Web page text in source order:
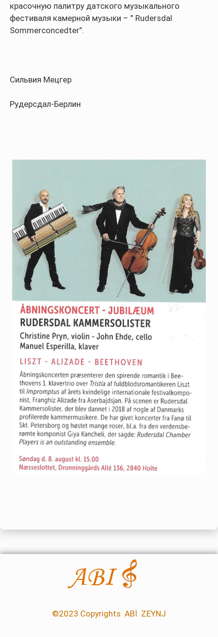
красочную палитру датского музыкального
фестиваля камерной музыки – ” Rudersdal
Sommerconcedter”.
Сильвия Мецгер
Рудерсдал-Берлин
©2023 Copyrights ABİ ZEYNJ